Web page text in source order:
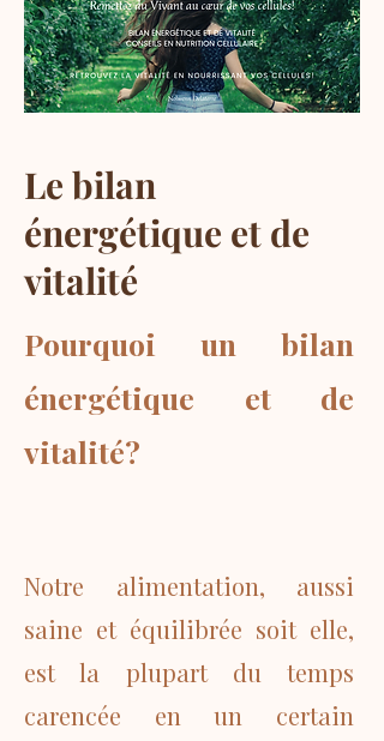
Le bilan
énergétique et de
vitalité
Pourquoi un bilan
énergétique et de
vitalité?
Notre alimentation, aussi
saine et équilibrée soit elle,
est la plupart du temps
carencée en un certain